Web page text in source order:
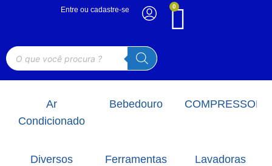
0
Entre ou cadastre-se
Ar
Condicionado
Bebedouro
Diversos Ferramentas Lavadoras